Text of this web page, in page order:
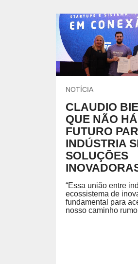
NOTÍCIA
CLAUDIO
QUE NÃO HÁ
FUTURO
INDÚSTRIA
SOLUÇÕES
“Essa união entre
ecossistema de
fundamental para
nosso caminho